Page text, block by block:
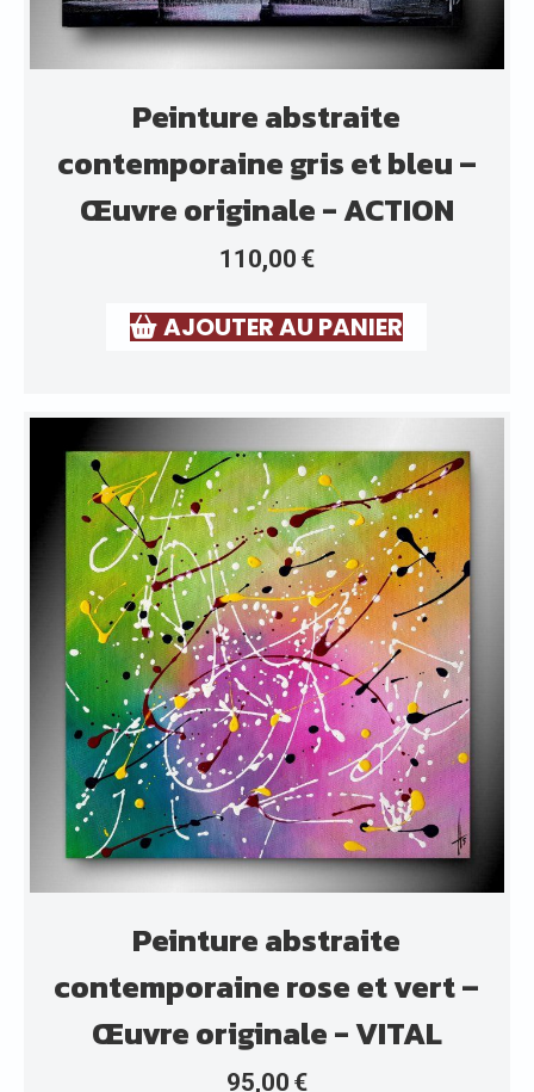
Peinture abstraite
contemporaine gris et bleu –
Œuvre originale - ACTION
110,00 €
AJOUTER AU PANIER
Peinture abstraite
contemporaine rose et vert –
Œuvre originale - VITAL
95,00 €